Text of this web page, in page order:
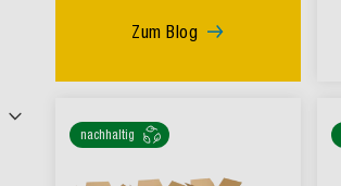
Zum Blog
nachhaltig